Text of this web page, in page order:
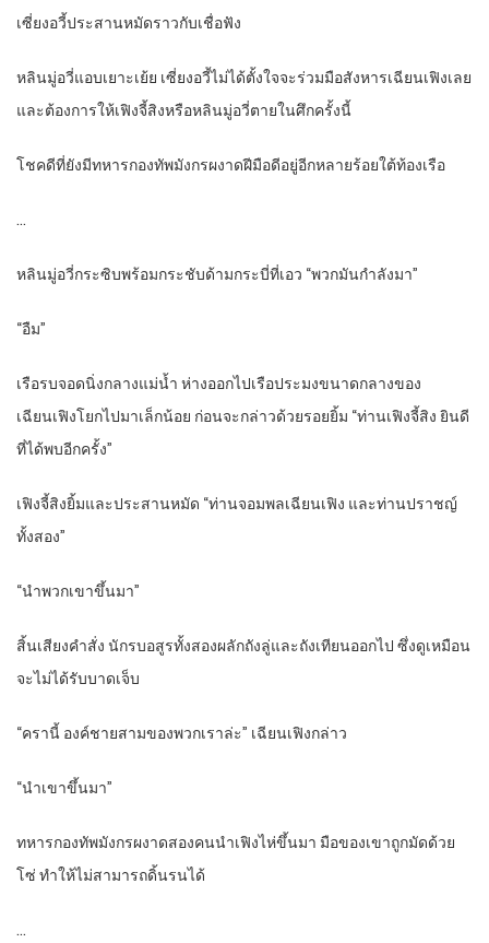
เซี่ยงอวี้ประสานหมัดราวกับเชื่อฟัง
หลินมู่อวี่แอบเยาะเย้ย เซี่ยงอวี้ไม่ได้ตั้งใจจะร่วมมือสังหารเฉียนเฟิงเลย
และต้องการให้เฟิงจี้สิงหรือหลินมู่อวี่ตายในศึกครั้งนี้
โชคดีที่ยังมีทหารกองทัพมังกรผงาดฝีมือดีอยู่อีกหลายร้อยใต้ท้องเรือ
…
หลินมู่อวี่กระซิบพร้อมกระชับด้ามกระบี่ที่เอว “พวกมันกำลังมา”
“อืม”
เรือรบจอดนิ่งกลางแม่น้ำ ห่างออกไปเรือประมงขนาดกลางของ
เฉียนเฟิงโยกไปมาเล็กน้อย ก่อนจะกล่าวด้วยรอยยิ้ม “ท่านเฟิงจี้สิง ยินดี
ที่ได้พบอีกครั้ง”
เฟิงจี้สิงยิ้มและประสานหมัด “ท่านจอมพลเฉียนเฟิง และท่านปราชญ์
ทั้งสอง”
“นำพวกเขาขึ้นมา”
สิ้นเสียงคำสั่ง นักรบอสูรทั้งสองผลักถังลู่และถังเทียนออกไป ซึ่งดูเหมือน
จะไม่ได้รับบาดเจ็บ
“ครานี้ องค์ชายสามของพวกเราล่ะ” เฉียนเฟิงกล่าว
“นำเขาขึ้นมา”
ทหารกองทัพมังกรผงาดสองคนนำเฟิงไห่ขึ้นมา มือของเขาถูกมัดด้วย
โซ่ ทำให้ไม่สามารถดิ้นรนได้
…